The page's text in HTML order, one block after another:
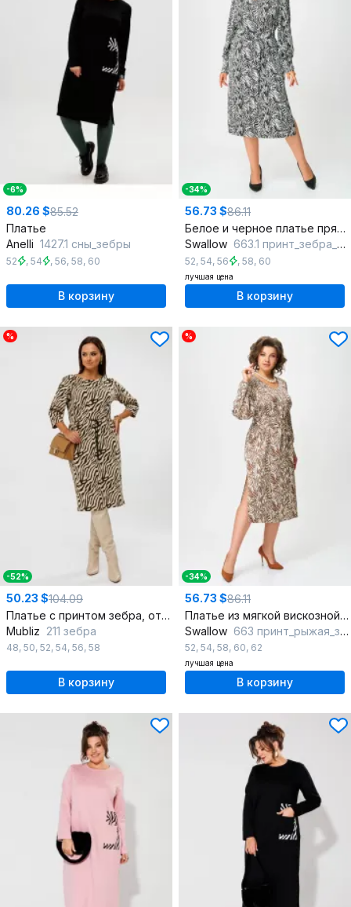
-6%
80.26 $85.52
Платье
Anelli 1427.1 сны_зебры
52 , 54 , 56, 58, 60
В корзину
-34%
56.73 $86.11
Белое и черное платье прямого силуэта с нагрудными вытачками
Swallow 663.1 принт_зебра_черная
52, 54, 56 , 58, 60
лучшая цена
В корзину
%
-52%
50.23 $104.09
Платье с принтом зебра, отрезное по линии талии и шнуром
Mubliz 211 зебра
48, 50, 52, 54, 56, 58
В корзину
%
-34%
56.73 $86.11
Платье из мягкой вискозной ткани с карманами и разрезами
Swallow 663 принт_рыжая_зебра
52, 54, 58, 60, 62
лучшая цена
В корзину